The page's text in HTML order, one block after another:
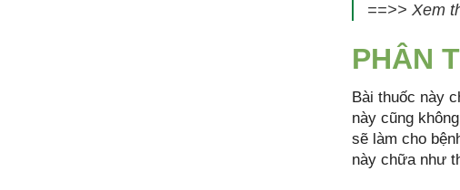
==>> Xem
PHÂN
Bài thuốc này
này cũng
sẽ làm cho
này chữa như